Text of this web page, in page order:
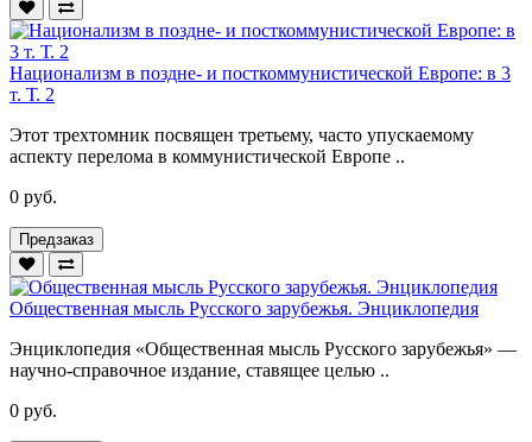
Национализм в поздне- и посткоммунистической Европе: в 3
т. Т. 2
Этот трехтомник посвящен третьему, часто упускаемому
аспекту перелома в коммунистической Европе ..
0 руб.
Предзаказ
Общественная мысль Русского зарубежья. Энциклопедия
Энциклопедия «Общественная мысль Русского зарубежья» —
научно-справочное издание, ставящее целью ..
0 руб.